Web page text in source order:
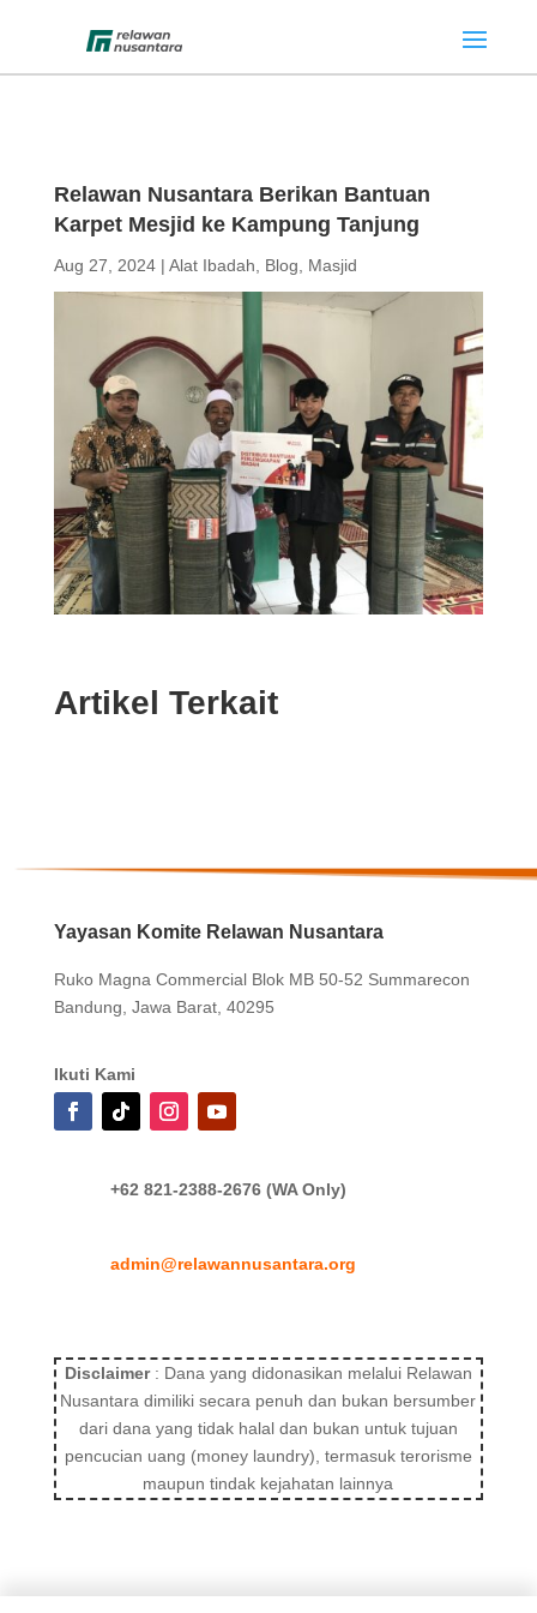
Relawan Nusantara Berikan Bantuan
Karpet Mesjid ke Kampung Tanjung
Aug 27, 2024| Alat Ibadah Blog Masjid
Artikel Terkait
Yayasan Komite Relawan Nusantara
Ruko Magna Commercial Blok MB 50-52 Summarecon
Bandung, Jawa Barat, 40295
Ikuti Kami
+62 821-2388-2676 (WA Only)
admin@relawannusantara.org
Disclaimer: Dana yang didonasikan melalui Relawan
Nusantara dimiliki secara penuh dan bukan bersumber
dari dana yang tidak halal dan bukan untuk tujuan
pencucian uang (money laundry), termasuk terorisme
maupun tindak kejahatan lainnya